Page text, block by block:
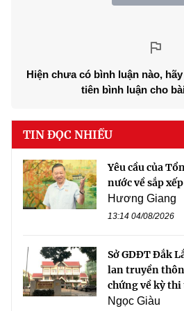
Hiện chưa có bình luận nào,
tiên bình luận cho
TIN ĐỌC NHIỀU
Yêu cầu của
nước về sắp
Hương Giang
13:14 04/08/2026
Sở GDĐT Đắk
lan truyền
chứng về kỳ
Ngọc Giàu